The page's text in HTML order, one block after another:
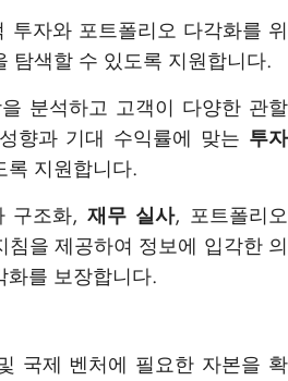
투자와 포트폴리오 다각화를 위
탐색할 수 있도록 지원합니다.
분석하고 고객이 다양한 관할
향과 기대 수익률에 맞는 투자
록 지원합니다.
구조화,재무 실사, 포트폴리오
을 제공하여 정보에 입각한 의
화를 보장합니다.
국제 벤처에 필요한 자본을 확